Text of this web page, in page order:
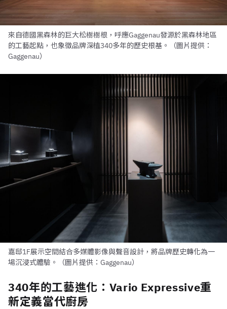
來自德國黑森林的巨大松樹樹根，呼應Gaggenau發源於黑森林地區
的工藝起點，也象徵品牌深植340多年的歷史根基。（圖片提供：
Gaggenau）
嘉邸1F展示空間結合多媒體影像與聲音設計，將品牌歷史轉化為一
場沉浸式體驗。（圖片提供：Gaggenau）
340年的工藝進化：Vario Expressive重
新定義當代廚房